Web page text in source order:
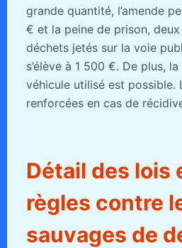
grande quantité, l’amende
€ et la peine de prison, deux
déchets jetés sur la voie
s’élève à 1 500 €. De plus,
véhicule utilisé est possible.
renforcées en cas de
Détail des lois
règles contre
sauvages de